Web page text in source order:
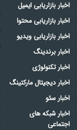
اخبار بازاریابی ایمیل
اخبار بازاریابی محتوا
اخبار بازاریابی ویدیو
اخبار برندینگ
اخبار تکنولوژی
اخبار دیجیتال مارکتینگ
اخبار سئو
اخبار شبکه های
اجتماعی